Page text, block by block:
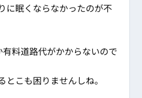
に眠くならなかったのが不
料道路代がかからないので
こも困りませんしね。